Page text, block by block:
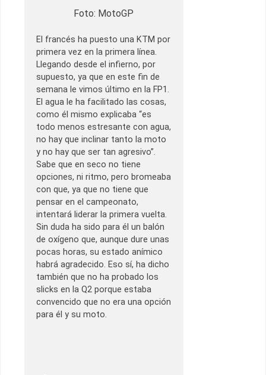
Foto: MotoGP
El francés ha puesto una KTM por
primera vez en la primera línea.
Llegando desde el infierno, por
supuesto, ya que en este fin de
semana le vimos último en la FP1.
El agua le ha facilitado las cosas,
como él mismo explicaba “es
todo menos estresante con agua,
no hay que inclinar tanto la moto
y no hay que ser tan agresivo”.
Sabe que en seco no tiene
opciones, ni ritmo, pero bromeaba
con que, ya que no tiene que
pensar en el campeonato,
intentará liderar la primera vuelta.
Sin duda ha sido para él un balón
de oxígeno que, aunque dure unas
pocas horas, su estado anímico
habrá agradecido. Eso sí, ha dicho
también que no ha probado los
slicks en la Q2 porque estaba
convencido que no era una opción
para él y su moto.